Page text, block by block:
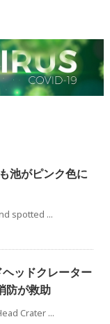
池がピンク色に
spotted ...
ヘッドクレーター
防が救助
Crater ...